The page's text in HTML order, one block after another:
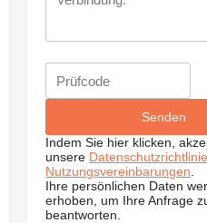
Indem Sie hier klicken,
unsere
Nutzungsvereinbarungen
Ihre persönlichen Daten
erhoben, um Ihre Anfrage
beantworten.